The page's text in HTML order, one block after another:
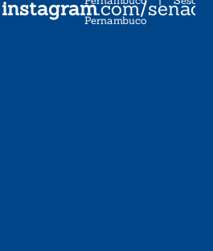
instagram.com/
Pernambuco